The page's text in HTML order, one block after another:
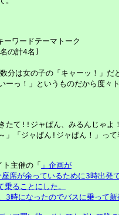
ーワードテーマトーク
の計4名)
分は女の子の「キャーッ！」だ
っ！」というものだから度々
たて!!ジャぱん、みるんじゃよ
」「ジャぱん!ジャぱん！」って
主催の「 」企画が
席が余っているために3時出発
ることにした。
時になったのでバスに乗って新